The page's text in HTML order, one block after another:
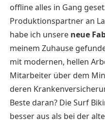
offline alles in Gang
Produktionspartner an
habe ich unsere neue
meinem Zuhause
mit modernen, hellen
Mitarbeiter über dem
deren
Beste daran? Die Surf
besser aus als bei der